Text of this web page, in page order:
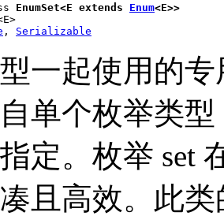
EnumSet<E extends Enum<E>>
, Serializable
一起使用的
单个枚举类
定。枚举 set
且高效。此